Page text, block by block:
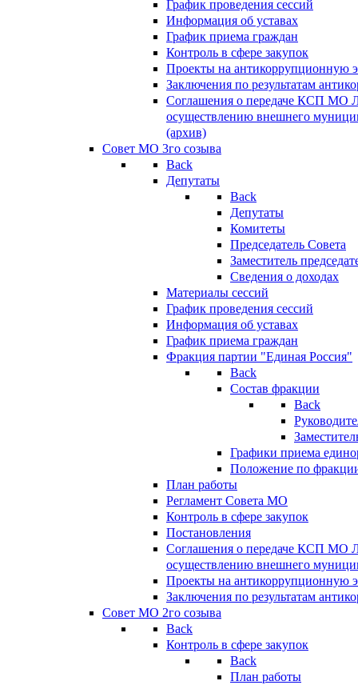
График проведения сессий
Информация об уставах
График приема граждан
Контроль в сфере закупок
Проекты на антикоррупционную
Заключения по результатам
Соглашения о передаче КСП МО
осуществлению внешнего
(архив)
Совет МО 3го созыва
Back
Депутаты
Back
Депутаты
Комитеты
Председатель Совета
Заместитель
Сведения о доходах
Материалы сессий
График проведения сессий
Информация об уставах
График приема граждан
Фракция партии "Единая Россия"
Back
Состав фракции
Back
Графики приема
Положение по
План работы
Регламент Совета МО
Контроль в сфере закупок
Постановления
Соглашения о передаче КСП МО
осуществлению внешнего
Проекты на антикоррупционную
Заключения по результатам
Совет МО 2го созыва
Back
Контроль в сфере закупок
Back
План работы